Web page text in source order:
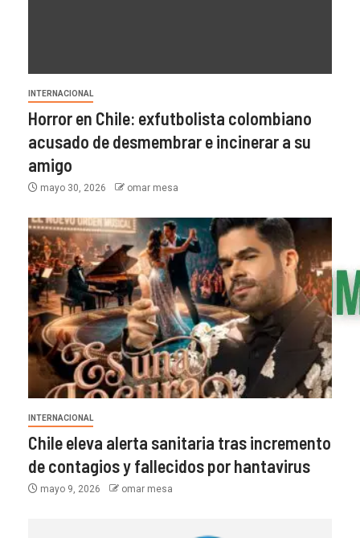
INTERNACIONAL
Horror en Chile: exfutbolista colombiano
acusado de desmembrar e incinerar a su
amigo
mayo 30, 2026 omar mesa
INTERNACIONAL
Chile eleva alerta sanitaria tras incremento
de contagios y fallecidos por hantavirus
mayo 9, 2026 omar mesa